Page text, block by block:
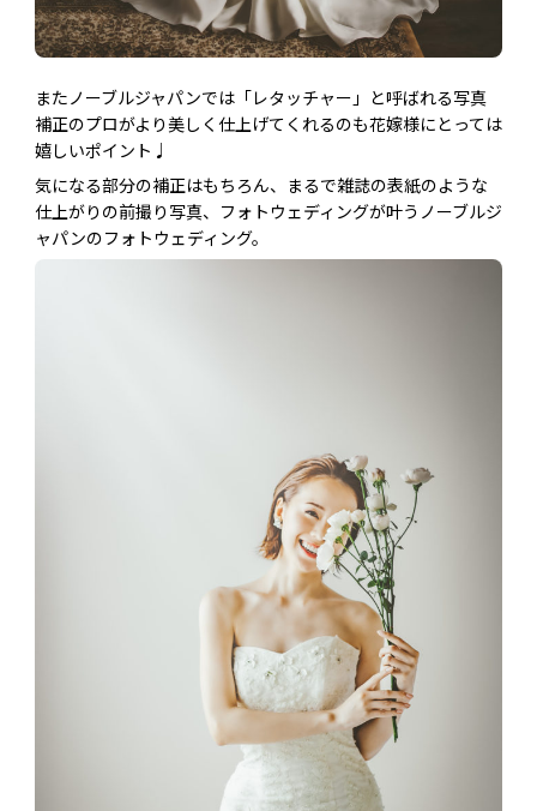
またノーブルジャパンでは「レタッチャー」と呼ばれる写真
補正のプロがより美しく仕上げてくれるのも花嫁様にとっては
嬉しいポイント♩
気になる部分の補正はもちろん、まるで雑誌の表紙のような
仕上がりの前撮り写真、フォトウェディングが叶うノーブルジ
ャパンのフォトウェディング。